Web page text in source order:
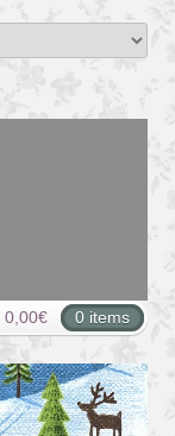
0,00€ 0 items